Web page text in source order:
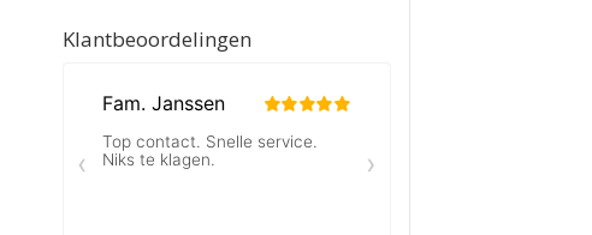
Klantbeoordelingen